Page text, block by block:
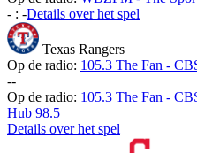
- : -Details over het spel
Texas Rangers
Op de radio: 105.3 The Fan -
--
Op de radio: 105.3 The Fan -
Hub 98.5
Details over het spel